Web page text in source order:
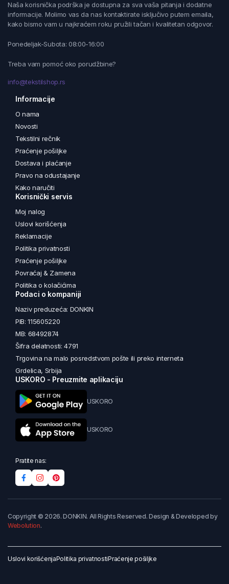
Naša korisnička podrška je dostupna za sva vaša pitanja i dodatne
informacije. Molimo vas da nas kontaktirate isključivo putem emaila,
kako bismo vam u najkraćem roku pružili tačan i kvalitetan odgovor.
Ponedeljak-Subota: 08:00-16:00
Treba vam pomoć oko porudžbine?
info@tekstilshop.rs
Informacije
O nama
Novosti
Tekstilni rečnik
Praćenje pošiljke
Dostava i plaćanje
Pravo na odustajanje
Kako naručiti
Korisnički servis
Moj nalog
Uslovi korišćenja
Reklamacije
Politika privatnosti
Praćenje pošiljke
Povraćaj & Zamena
Politika o kolačićima
Podaci o kompaniji
Naziv preduzeća: DONKIN
PIB: 115605220
MB: 68492874
Šifra delatnosti: 4791
Trgovina na malo posredstvom pošte ili preko interneta
Grdelica, Srbija
USKORO - Preuzmite aplikaciju
USKORO
USKORO
Pratite nas:
Copyright © 2026. DONKIN. All Rights Reserved. Design & Developed by
Webolution.
Uslovi korišćenjaPolitika privatnostiPraćenje pošiljke